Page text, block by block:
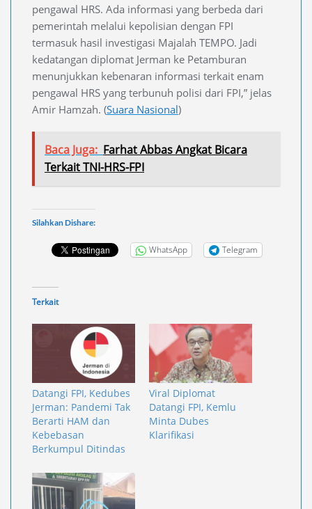
pengawal HRS. Ada informasi yang berbeda dari
pemerintah melalui kepolisian dengan FPI
termasuk hasil investigasi Majalah TEMPO. Jadi
kedatangan diplomat Jerman ke Petamburan
menunjukkan kebenaran informasi terkait enam
pengawal HRS yang terbunuh polisi dari FPI,” jelas
Amir Hamzah. (Suara Nasional)
Baca Juga: Farhat Abbas Angkat Bicara
Terkait TNI-HRS-FPI
Silahkan Dishare:
WhatsApp Telegram
Terkait
Datangi FPI, Kedubes
Jerman: Pandemi Tak
Berarti HAM dan
Kebebasan
Berkumpul Ditindas
Viral Diplomat
Datangi FPI, Kemlu
Minta Dubes
Klarifikasi